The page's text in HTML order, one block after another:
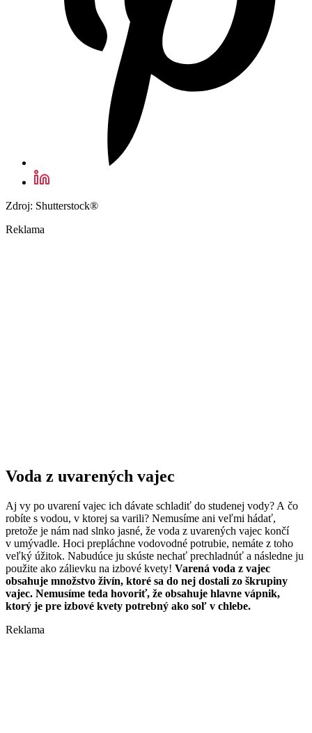
Zdroj: Shutterstock®
Reklama
Voda z uvarených vajec
Aj vy po uvarení vajec ich dávate schladiť do studenej vody? A čo
robíte s vodou, v ktorej sa varili? Nemusíme ani veľmi hádať,
pretože je nám nad slnko jasné, že voda z uvarených vajec končí
v umývadle. Hoci prepláchne vodovodné potrubie, nemáte z toho
veľký úžitok. Nabudúce ju skúste nechať prechladnúť a následne ju
použite ako zálievku na izbové kvety! Varená voda z vajec
obsahuje množstvo živín, ktoré sa do nej dostali zo škrupiny
vajec. Nemusíme teda hovoriť, že obsahuje hlavne vápnik,
ktorý je pre izbové kvety potrebný ako soľ v chlebe.
Reklama